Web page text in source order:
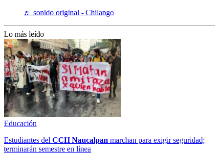
♬ sonido original - Chilango
Lo más leído
Educación
Estudiantes del CCH Naucalpan marchan para exigir seguridad;
terminarán semestre en línea